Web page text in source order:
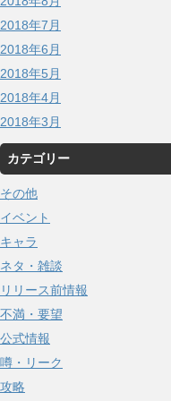
2018年7月
2018年6月
2018年5月
2018年4月
2018年3月
カテゴリー
その他
イベント
キャラ
ネタ・雑談
リリース前情報
不満・要望
公式情報
噂・リーク
攻略